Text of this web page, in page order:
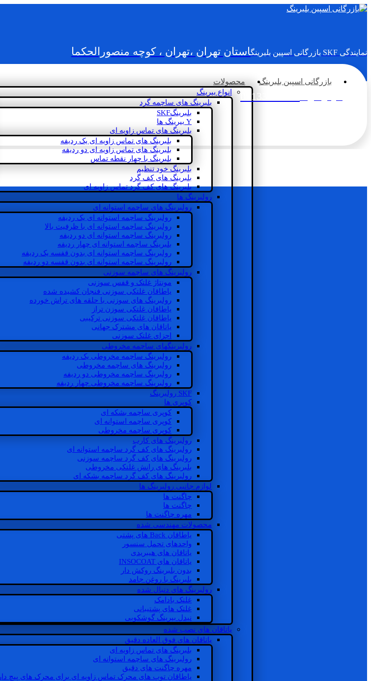
نمایندگی SKF بازرگانی اسپین بلبرینگ استان تهران ،تهران ، کوچه منصورالحکما
02133936833
بازرگانی اسپین بلبرینگ محصولات
انواع بیرینگ
بلبرینگ های ساچمه گرد
بلبرینگSKF
Y بیرینگ ها
بلبرینگ های تماس زاویه ای
بلبرینگ های تماس زاویه ای یک ردیفه
بلبرینگ های تماس زاویه ای دو ردیفه
بلبرینگ با چهار نقطه تماس
بلبرینگ خود تنظیم
بلبرینگ های کف گرد
بلبرینگ های کف گرد تماس زاویه ای
رولبرینگ ها
رولبرینگ های ساچمه استوانه ای
رولبرینگ ساچمه استوانه ای یک ردیفه
رولبرینگ ساچمه استوانه ای با ظرفیت بالا
رولبرینگ ساچمه استوانه ای دو ردیفه
بلبرینگ ساچمه استوانه ای چهار ردیفه
رولبرینگ ساچمه استوانه ای بدون قفسه یک ردیفه
رولبرینگ ساچمه استوانه ای بدون قفسه دو ردیفه
رولبرینگ های ساچمه سوزنی
مونتاژ غلتک و قفس سوزنی
یاطاقان غلتکی سوزنی فنجان کشیده شده
رولبرینگ های سوزنی با حلقه های تراش خورده
یاطاقان غلتکی سوزن تراز
یاطاقان غلتکی سوزنی ترکیبی
یاتاقان های مشترک جهانی
اجزای غلتک سوزنی
رولبرینگهای ساچمه مخروطی
رولبرینگ ساچمه مخروطی یک ردیفه
رولبرینگ های ساچمه مخروطی
رولبرینگ ساچمه مخروطی دو ردیفه
رولبرینگ ساچمه مخروطی چهار ردیفه
SKF رولبرینگ
کوپری ها
کوپری ساچمه بشکه ای
کوپری ساچمه استوانه ای
کوپری ساچمه مخروطی
رولبرینگ های کارب
رولبرینگ های کف گرد ساچمه استوانه ای
رولبرینگ های کف گرد ساچمه سوزنی
بلبرینگ های رانش غلتکی مخروطی
رولبرینگ های کف گرد ساچمه بشکه ای
لوازم جانبی رولبرینگ ها
چاگنت ها
چاگنت ها
مهره چاگنت ها
محصولات مهندسی شده
یاطاقان Back های پشتی
واحدهای تحمل سنسور
یاتاقان های هیبریدی
یاتاقان های INSOCOAT
بدون بلبرینگ روکش دار
بلبرینگ با روغن جامد
رولبرینگ های دنبال شده
غلتک بادامک
غلتک های پشتیبانی
نیدل بیرینگ گوشکوبی
یاتاقان های نصب شده
یاتاقان های فوق العاده دقیق
بلبرینگ های تماس زاویه ای
رولبرینگ های ساچمه استوانه ای
مهره چاگنت های دقیق
یاطاقان توپ های محرک تماس زاویه ای برای محرک های پیچ دار